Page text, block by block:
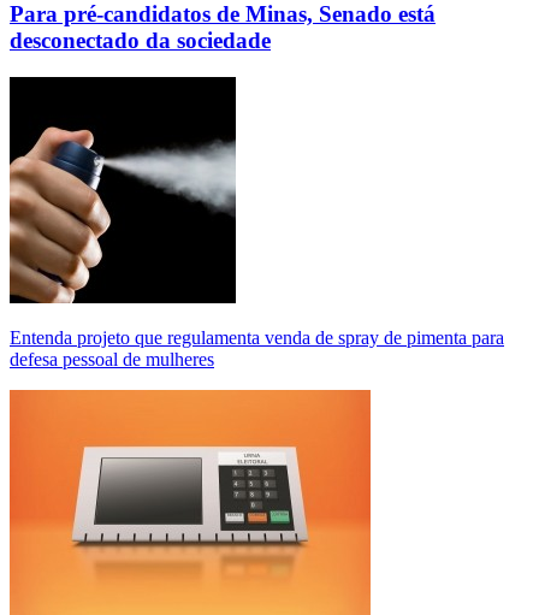
Para pré-candidatos de Minas, Senado está
desconectado da sociedade
Entenda projeto que regulamenta venda de spray de pimenta para
defesa pessoal de mulheres